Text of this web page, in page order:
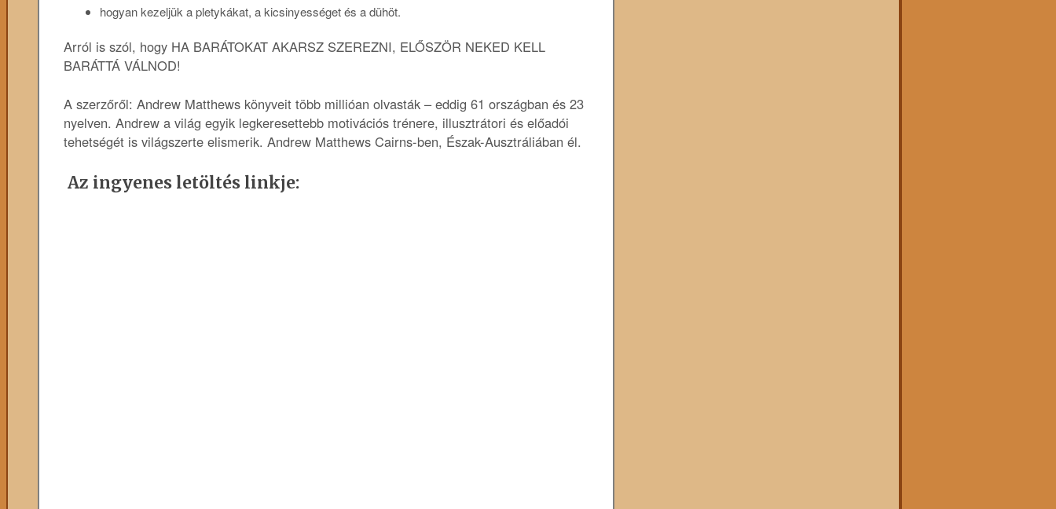
hogyan kezeljük a pletykákat, a kicsinyességet és a dühöt.
Arról is szól, hogy HA BARÁTOKAT AKARSZ SZEREZNI, ELŐSZÖR NEKED KELL
BARÁTTÁ VÁLNOD!
A szerzőről: Andrew Matthews könyveit több millióan olvasták – eddig 61 országban és 23
nyelven. Andrew a világ egyik legkeresettebb motivációs trénere, illusztrátori és előadói
tehetségét is világszerte elismerik. Andrew Matthews Cairns-ben, Észak-Ausztráliában él.
Az ingyenes letöltés linkje: